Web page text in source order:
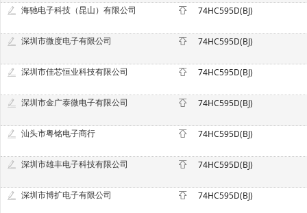
海驰电子科技（昆山）有限公司 74HC595D(BJ)
深圳市微度电子有限公司 74HC595D(BJ)
深圳市佳芯恒业科技有限公司 74HC595D(BJ)
深圳市金广泰微电子有限公司 74HC595D(BJ)
汕头市粤铭电子商行 74HC595D(BJ)
深圳市雄丰电子科技有限公司 74HC595D(BJ)
深圳市博扩电子有限公司 74HC595D(BJ)